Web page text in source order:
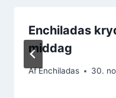
Enchiladas
middag
AfEnchiladas 30.